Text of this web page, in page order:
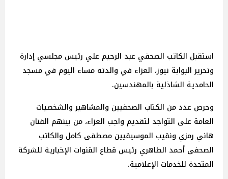
استقبل الكاتب الصحفي عبد الرحيم علي رئيس مجلسي إدارة
وتحرير البوابة نيوز، العزاء في والدته مساء اليوم في مسجد
الحامدية الشاذلية بالمهندسين.
وحرص عدد من الكتاب الصحفيين والمشاهير والشخصيات
العامة على التواجد لتقديم واجب العزاء، من بينهم الفنان
هاني رمزي ونقيب الموسيقيين مصطفى كامل والكاتب
الصحفى أحمد الطاهري رئيس قطاع القنوات الإخبارية للشركة
المتحدة للخدمات الإعلامية.